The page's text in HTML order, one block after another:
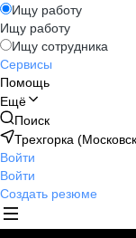
Ищу работу
Ищу работу
Ищу сотрудника
Сервисы
Помощь
Ещё
Поиск
Трехгорка
Войти
Войти
Создать резюме